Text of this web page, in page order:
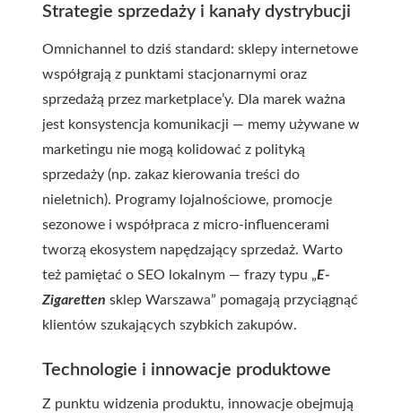
Strategie sprzedaży i kanały dystrybucji
Omnichannel to dziś standard: sklepy internetowe
współgrają z punktami stacjonarnymi oraz
sprzedażą przez marketplace’y. Dla marek ważna
jest konsystencja komunikacji — memy używane w
marketingu nie mogą kolidować z polityką
sprzedaży (np. zakaz kierowania treści do
nieletnich). Programy lojalnościowe, promocje
sezonowe i współpraca z micro-influencerami
tworzą ekosystem napędzający sprzedaż. Warto
też pamiętać o SEO lokalnym — frazy typu „E-
Zigaretten sklep Warszawa” pomagają przyciągnąć
klientów szukających szybkich zakupów.
Technologie i innowacje produktowe
Z punktu widzenia produktu, innowacje obejmują